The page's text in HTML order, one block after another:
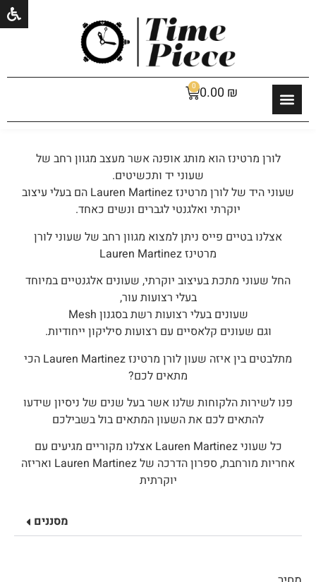
0.00 ₪
0
לורן מרטינז הוא מותג אופנה אשר מעצב מגוון רחב של
שעוני יד ותכשיטים.
שעוני היד של לורן מרטינז Lauren Martinez הם בעלי עיצוב
יוקרתי ואלגנטי לגברים ונשים כאחד.
אצלנו בטיים פייס ניתן למצוא מגוון רחב של שעוני לורן
מרטינז Lauren Martinez
החל שעוני מתכת בעיצוב יוקרתי, שעונים אלגנטיים במיוחד
בעלי רצועות עור,
שעונים בעלי רצועות רשת בסגנון Mesh
וגם שעונים קלאסיים עם רצועות סיליקון ייחודיות.
מתלבטים בין איזה שעון לורן מרטינז Lauren Martinez הכי
מתאים לכם?
פנו לשירות הלקוחות שלנו אשר בעל שנים של ניסיון שידעו
להתאים לכם את השעון המתאים בול בשבילכם
כל שעוני Lauren Martinez אצלנו מקוריים מגיעים עם
אחריות מורחבת, ספרון הדרכה של Lauren Martinez ואריזה
יוקרתית
מסננים